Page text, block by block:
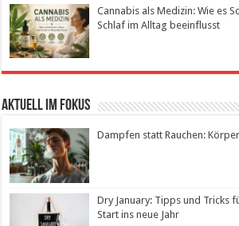
Cannabis als Medizin: Wie es
Schlaf im Alltag beeinflusst
Aktuell im Fokus
Dampfen statt Rauchen:
Dry January: Tipps und Tricks
Start ins neue Jahr